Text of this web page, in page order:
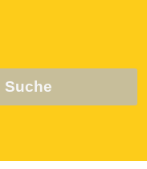
Suche